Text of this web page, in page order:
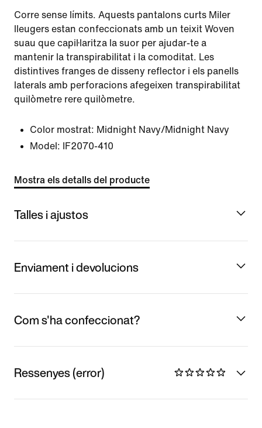
Corre sense límits. Aquests pantalons curts Miler
lleugers estan confeccionats amb un teixit Woven
suau que capil·laritza la suor per ajudar-te a
mantenir la transpirabilitat i la comoditat. Les
distintives franges de disseny reflector i els panells
laterals amb perforacions afegeixen transpirabilitat
quilòmetre rere quilòmetre.
Color mostrat: Midnight Navy/Midnight Navy
Model:
IF2070-410
Mostra els detalls del producte
Talles i ajustos
Enviament i devolucions
Com s'ha confeccionat?
Ressenyes (error)